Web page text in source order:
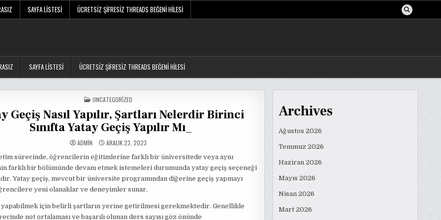
SAYFA LISTESI ÜCRETSIZ ŞIFRESIZ THREADS BEĞENI HILESI
SAYFA LISTESI ÜCRETSIZ ŞIFRESIZ THREADS BEĞENI HILESI
POSTED
IN
UNCATEGORIZED
Geçiş Nasıl Yapılır, Şartları Nelerdir Birinci
Sınıfta Yatay Geçiş Yapılır Mı_
ADMIN ARALIK 23, 2023
sürecinde, öğrencilerin eğitimlerine farklı bir üniversitede veya aynı
farklı bir bölümünde devam etmek istemeleri durumunda yatay geçiş seçeneği
Yatay geçiş, mevcut bir üniversite programından diğerine geçiş yapmayı
yeni olanaklar ve deneyimler sunar.
yapabilmek için belirli şartların yerine getirilmesi gerekmektedir. Genellikle
not ortalaması ve başarılı olunan ders sayısı göz önünde
Archives
Ağustos 2026
Temmuz 2026
Haziran 2026
Mayıs 2026
Nisan 2026
Mart 2026